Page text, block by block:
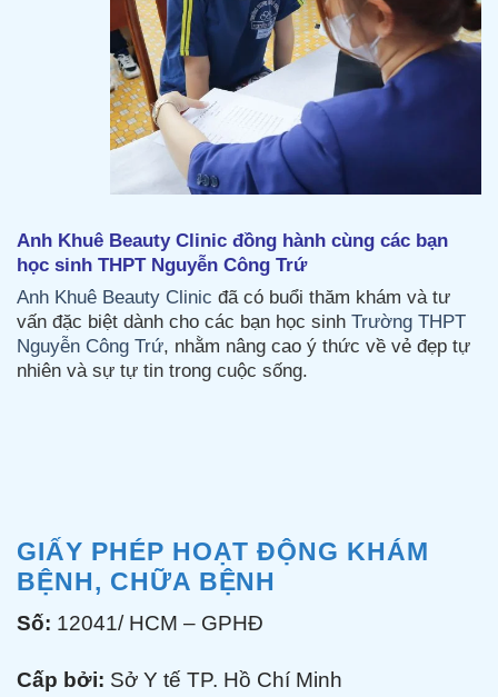
Anh Khuê Beauty Clinic đồng hành cùng các bạn
học sinh THPT Nguyễn Công Trứ
Anh Khuê Beauty Clinic đã có buổi thăm khám và tư
vấn đặc biệt dành cho các bạn học sinh Trường THPT
Nguyễn Công Trứ, nhằm nâng cao ý thức về vẻ đẹp tự
nhiên và sự tự tin trong cuộc sống.
GIẤY PHÉP HOẠT ĐỘNG KHÁM
BỆNH, CHỮA BỆNH
Số: 12041/ HCM – GPHĐ
Cấp bởi: Sở Y tế TP. Hồ Chí Minh